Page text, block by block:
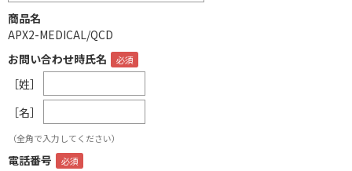
商品名
APX2-MEDICAL/QCD
お問い合わせ時氏名
［姓］
［名］
（全角で入力してください）
電話番号